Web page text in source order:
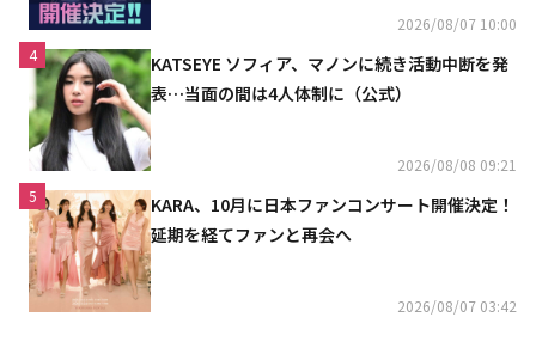
2026/08/07 10:00
4
KATSEYE ソフィア、マノンに続き活動中断を発
表…当面の間は4人体制に（公式）
2026/08/08 09:21
5
KARA、10月に日本ファンコンサート開催決定！
延期を経てファンと再会へ
2026/08/07 03:42